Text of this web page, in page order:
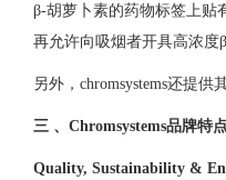
β-胡萝卜素的药物标签上贴
再允许向吸烟者开具高浓度
另外，chromsystems还提供
三 、Chromsystems品牌特
Quality, Sustainability &